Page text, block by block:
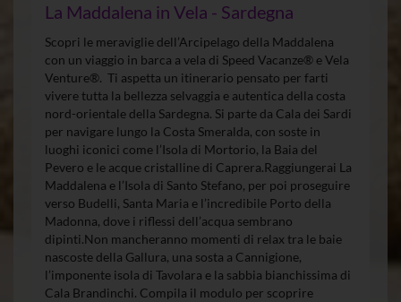
La Maddalena in Vela - Sardegna
Scopri le meraviglie dell’Arcipelago della Maddalena
con un viaggio in barca a vela di Speed Vacanze® e Vela
Venture®. Ti aspetta un itinerario pensato per farti
vivere tutta la bellezza selvaggia e autentica della costa
nord-orientale della Sardegna. Si parte da Cala dei Sardi
per navigare lungo la Costa Smeralda, con soste in
luoghi iconici come l’Isola di Mortorio, la Baia del
Pevero e le acque cristalline di Caprera.Raggiungerai La
Maddalena e l’Isola di Santo Stefano, per poi proseguire
verso Budelli, Santa Maria e l’incredibile Porto della
Madonna, dove i riflessi dell’acqua sembrano
dipinti.Non mancheranno momenti di relax tra le baie
nascoste della Gallura, una sosta a Cannigione,
l’imponente isola di Tavolara e la sabbia bianchissima di
Cala Brandinchi. Compila il modulo per scoprire